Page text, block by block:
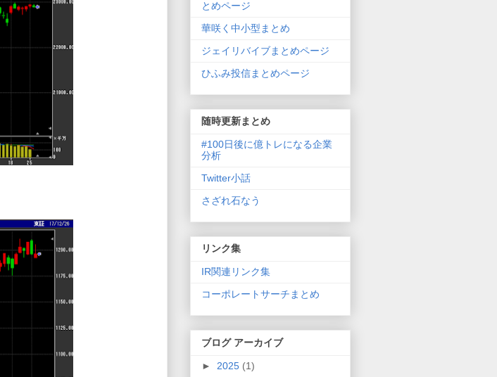
とめページ
華咲く中小型まとめ
ジェイリバイブまとめページ
ひふみ投信まとめページ
随時更新まとめ
#100日後に億トレになる企業
分析
Twitter小話
さざれ石なう
リンク集
IR関連リンク集
コーポレートサーチまとめ
ブログ アーカイブ
► 2025 (1)